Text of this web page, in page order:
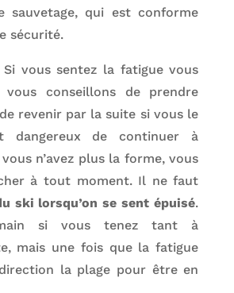
sauvetage, qui est conforme
sécurité.
la fatigue vous
vous conseillons de prendre
revenir par la suite si vous le
dangereux de continuer à
n’avez plus la forme, vous
à tout moment. Il ne faut
ski lorsqu’on se sent épuisé.
si vous tenez tant à
mais une fois que la fatigue
la plage pour être en